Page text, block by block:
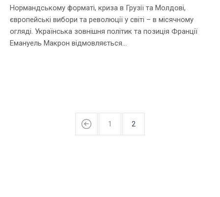
Нормандському форматі, криза в Грузії та Молдові,
європейські вибори та революції у світі – в місячному
огляді. Українська зовнішня політик та позиція Франції
Емануель Макрон відмовляється...
1 2